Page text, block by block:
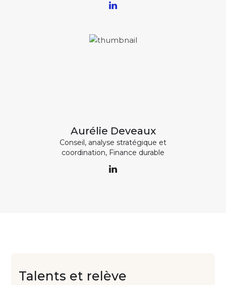
Aurélie Deveaux
Conseil, analyse stratégique et
coordination, Finance durable
Talents et relève